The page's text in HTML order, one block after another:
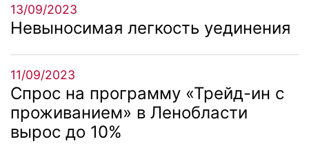
13/09/2023
Невыносимая легкость уединения
11/09/2023
Спрос на программу «Трейд-ин с
проживанием» в Ленобласти
вырос до 10%